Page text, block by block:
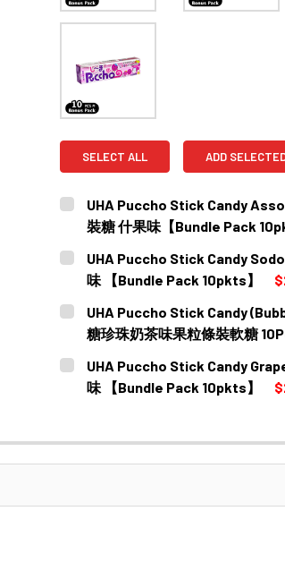
SELECT ALL ADD
UHA Puccho Stick Candy
裝糖 什果味【Bundle Pack
CURRENT
STOCK:
QUANTITY:
DECREASE QUANTITY OF UHA
INCREASE QUANTITY
UHA Puccho Stick Candy
味 【Bundle Pack 10pkts】
CURRENT
STOCK:
QUANTITY:
DECREASE QUANTITY OF UHA
INCREASE QUANTITY
UHA Puccho Stick Candy
糖珍珠奶茶味果粒條裝軟糖
CURRENT
STOCK:
QUANTITY:
DECREASE QUANTITY OF UHA
INCREASE QUANTITY
UHA Puccho Stick Candy
味 【Bundle Pack 10pkts】
DECREASE QUANTITY OF UHA
INCREASE QUANTITY